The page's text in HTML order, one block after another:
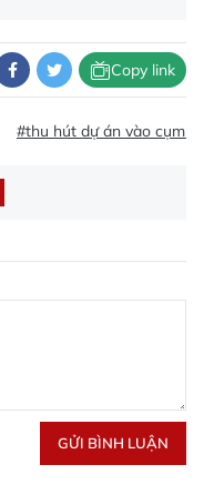
Copy link
#thu hút dự án vào cụm
GỬI BÌNH LUẬN